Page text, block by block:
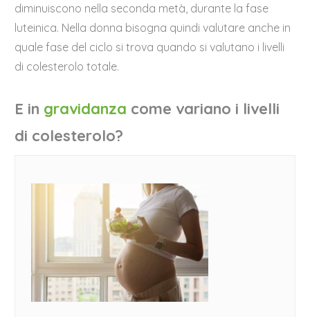
diminuiscono nella seconda metà, durante la fase
luteinica. Nella donna bisogna quindi valutare anche in
quale fase del ciclo si trova quando si valutano i livelli
di colesterolo totale.
E in gravidanza come variano i livelli
di colesterolo?